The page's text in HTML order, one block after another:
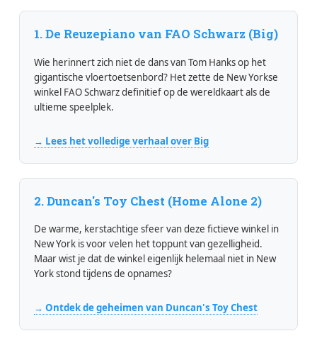
1. De Reuzepiano van FAO Schwarz (Big)
Wie herinnert zich niet de dans van Tom Hanks op het
gigantische vloertoetsenbord? Het zette de New Yorkse
winkel FAO Schwarz definitief op de wereldkaart als de
ultieme speelplek.
→ Lees het volledige verhaal over Big
2. Duncan's Toy Chest (Home Alone 2)
De warme, kerstachtige sfeer van deze fictieve winkel in
New York is voor velen het toppunt van gezelligheid.
Maar wist je dat de winkel eigenlijk helemaal niet in New
York stond tijdens de opnames?
→ Ontdek de geheimen van Duncan's Toy Chest